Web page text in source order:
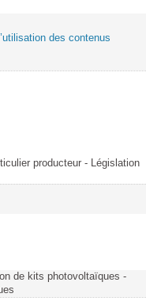
des contenus
producteur - Législation
de kits photovoltaïques -